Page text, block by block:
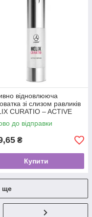
відновлююча
зі слизом равликів
CURATIO – ACTIVE
15 ml
до відправки
₴
Купити
ще